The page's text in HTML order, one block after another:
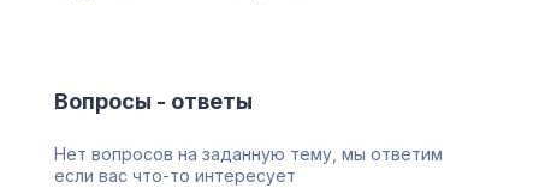
Вопросы - ответы
Нет вопросов на заданную тему, мы ответим
если вас что-то интересует